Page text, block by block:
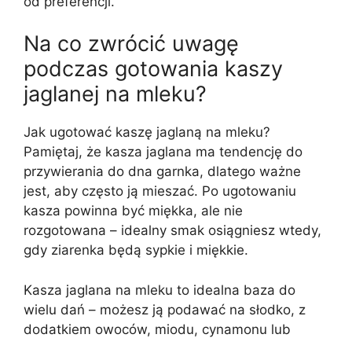
Na co zwrócić uwagę
podczas gotowania kaszy
jaglanej na mleku?
Jak ugotować kaszę jaglaną na mleku?
Pamiętaj, że kasza jaglana ma tendencję do
przywierania do dna garnka, dlatego ważne
jest, aby często ją mieszać. Po ugotowaniu
kasza powinna być miękka, ale nie
rozgotowana – idealny smak osiągniesz wtedy,
gdy ziarenka będą sypkie i miękkie.
Kasza jaglana na mleku to idealna baza do
wielu dań – możesz ją podawać na słodko, z
dodatkiem owoców, miodu, cynamonu lub